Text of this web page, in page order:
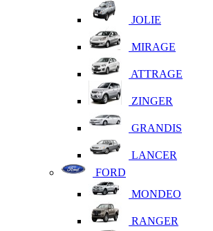
JOLIE
MIRAGE
ATTRAGE
ZINGER
GRANDIS
LANCER
FORD
MONDEO
RANGER